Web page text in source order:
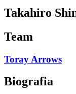
Takahiro
Team
Toray Arrows
Biografia